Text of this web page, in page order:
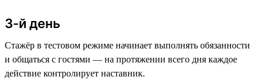
3-й день
Стажёр в тестовом режиме начинает выполнять обязанности
и общаться с гостями — на протяжении всего дня каждое
действие контролирует наставник.